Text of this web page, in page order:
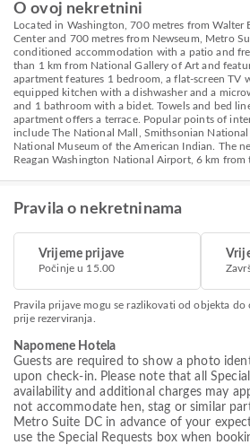
O ovoj nekretnini
Located in Washington, 700 metres from Walter
Center and 700 metres from Newseum, Metro
conditioned accommodation with a patio and
than 1 km from National Gallery of Art and
apartment features 1 bedroom, a flat-screen TV
equipped kitchen with a dishwasher and a
and 1 bathroom with a bidet. Towels and bed
apartment offers a terrace. Popular points of
include The National Mall, Smithsonian National
National Museum of the American Indian. The
Reagan Washington National Airport, 6 km from
Pravila o nekretninama
Vrijeme prijave
Počinje u 15.00
Pravila prijave mogu se razlikovati od objekta
prije rezerviranja.
Napomene Hotela
Guests are required to show a photo
upon check-in. Please note that all
availability and additional charges may
not accommodate hen, stag or similar
Metro Suite DC in advance of your
use the Special Requests box when